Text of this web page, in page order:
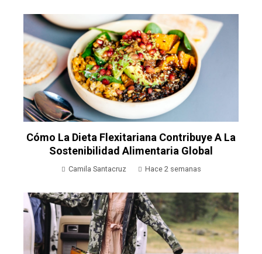
Cómo La Dieta Flexitariana Contribuye A La
Sostenibilidad Alimentaria Global
Camila Santacruz Hace 2 semanas